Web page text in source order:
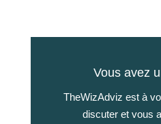
Vous avez
TheWizAdviz est à
discuter et vous